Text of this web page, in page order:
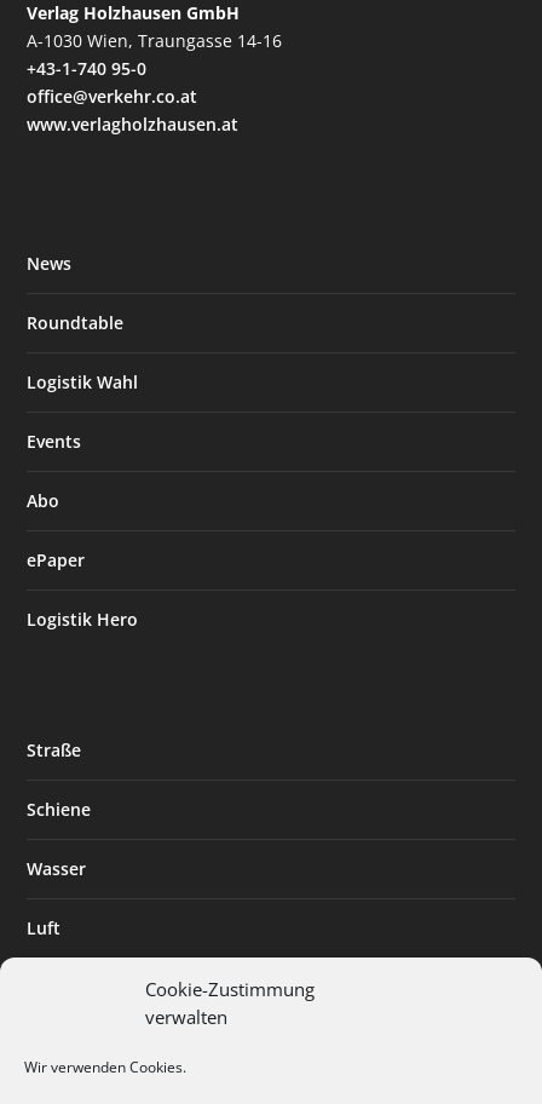
Cookie-Zustimmung
verwalten
Wir verwenden Cookies.
Verlag Holzhausen GmbH
A-1030 Wien, Traungasse 14-16
+43-1-740 95-0
office@verkehr.co.at
www.verlagholzhausen.at
News
Roundtable
Logistik Wahl
Events
Abo
ePaper
Logistik Hero
Straße
Schiene
Wasser
Luft